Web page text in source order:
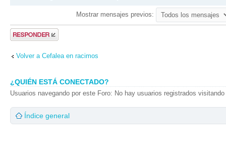
Mostrar mensajes previos:
Publicar una
respuesta
Volver a Cefalea en racimos
¿QUIÉN ESTÁ CONECTADO?
Usuarios navegando por este Foro: No hay usuarios registrados
Índice general